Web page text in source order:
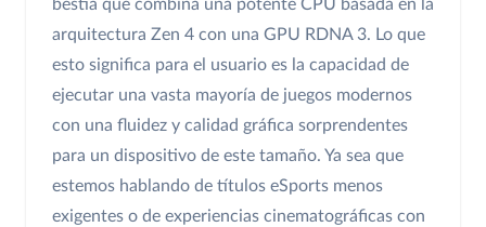
bestia que combina una potente CPU basada en la
arquitectura Zen 4 con una GPU RDNA 3. Lo que
esto significa para el usuario es la capacidad de
ejecutar una vasta mayoría de juegos modernos
con una fluidez y calidad gráfica sorprendentes
para un dispositivo de este tamaño. Ya sea que
estemos hablando de títulos eSports menos
exigentes o de experiencias cinematográficas con